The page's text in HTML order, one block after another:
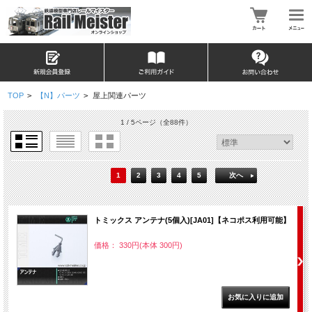
TOP > 【N】パーツ > 屋上関連パーツ
1 / 5ページ（全88件）
1 2 3 4 5 次へ
トミックス アンテナ(5個入)[JA01]【ネコポス利用可能】
価格： 330円(本体 300円)